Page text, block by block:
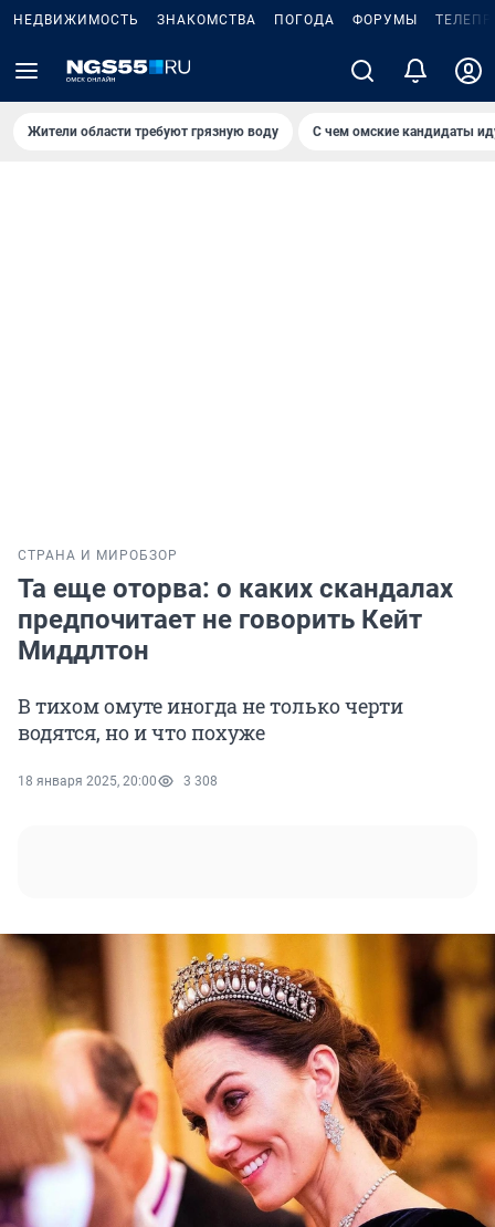
НЕДВИЖИМОСТЬ ЗНАКОМСТВА ПОГОДА ФОРУМЫ
Жители области требуют грязную воду С чем омские кандидаты
СТРАНА И МИРОБЗОР
Та еще оторва: о каких скандалах
предпочитает не говорить Кейт
Миддлтон
В тихом омуте иногда не только черти
водятся, но и что похуже
18 января 2025, 20:00 3 308